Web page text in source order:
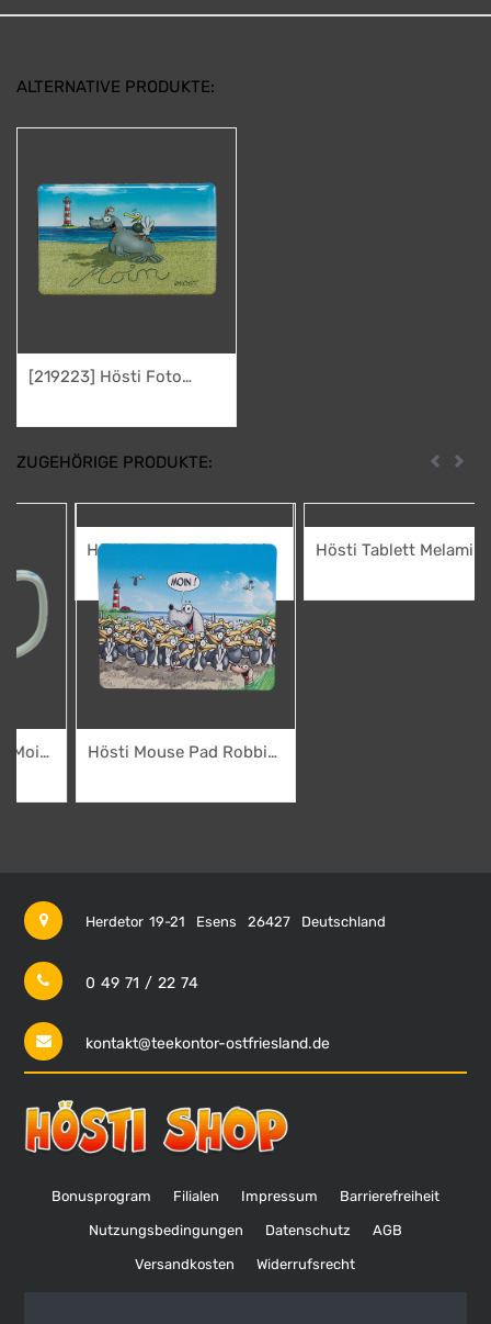
ALTERNATIVE PRODUKTE:
[219223] Hösti Foto
Leuchtturm
ZUGEHÖRIGE PRODUKTE: Zurück
Hösti Mouse Pad Robbi
Hösti Tablett Melamin
Robbi Moin
3,50
Herdetor 19-21 Esens 26427 Deutschland
0 49 71 / 22 74
kontakt@teekontor-ostfriesland.de
Bonusprogram Filialen Impressum Barrierefreiheit
Nutzungsbedingungen Datenschutz AGB
Versandkosten Widerrufsrecht